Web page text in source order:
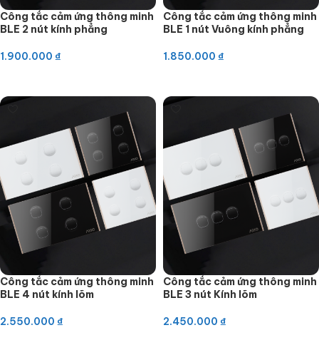
Công tắc cảm ứng thông minh
BLE 2 nút kính phẳng
1.900.000 ₫
Công tắc cảm ứng thông minh
BLE 1 nút Vuông kính phẳng
1.850.000 ₫
Công tắc cảm ứng thông minh
BLE 4 nút kính lõm
2.550.000 ₫
Công tắc cảm ứng thông minh
BLE 3 nút Kính lõm
2.450.000 ₫